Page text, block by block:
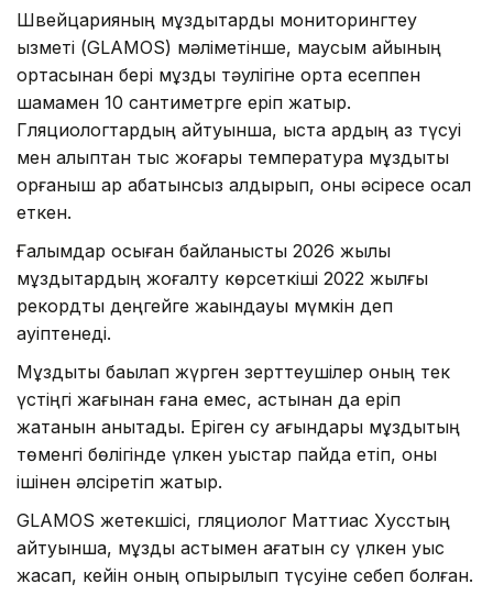
Швейцарияның мұздықтарды мониторингтеу
қызметі (GLAMOS) мәліметінше, маусым айының
ортасынан бері мұздық тәулігіне орта есеппен
шамамен 10 сантиметрге еріп жатыр.
Гляциологтардың айтуынша, қыста қардың аз түсуі
мен қалыптан тыс жоғары температура мұздықты
қорғаныш қар қабатынсыз қалдырып, оны әсіресе осал
еткен.
Ғалымдар осыған байланысты 2026 жылы
мұздықтардың жоғалту көрсеткіші 2022 жылғы
рекордтық деңгейге жақындауы мүмкін деп
қауіптенеді.
Мұздықты бақылап жүрген зерттеушілер оның тек
үстіңгі жағынан ғана емес, астынан да еріп
жатқанын анықтады. Еріген су ағындары мұздықтың
төменгі бөлігінде үлкен қуыстар пайда етіп, оны
ішінен әлсіретіп жатыр.
GLAMOS жетекшісі, гляциолог Маттиас Хусстың
айтуынша, мұздық астымен ағатын су үлкен қуыс
жасап, кейін оның опырылып түсуіне себеп болған.